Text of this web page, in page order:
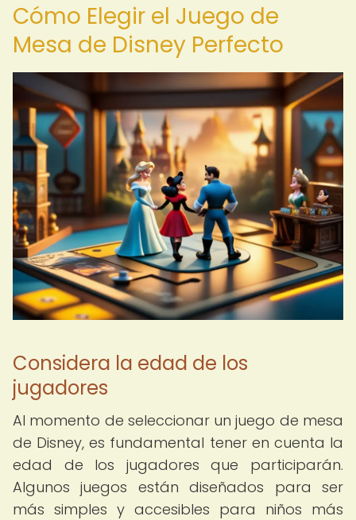
Cómo Elegir el Juego de
Mesa de Disney Perfecto
Considera la edad de los
jugadores
Al momento de seleccionar un juego de mesa
de Disney, es fundamental tener en cuenta la
edad de los jugadores que participarán.
Algunos juegos están diseñados para ser
más simples y accesibles para niños más